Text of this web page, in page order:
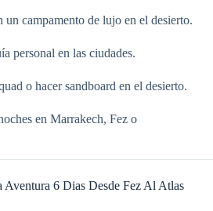
un campamento de lujo en el desierto.
personal en las ciudades.
o hacer sandboard en el desierto.
en Marrakech, Fez o
Aventura 6 Dias Desde Fez Al Atlas